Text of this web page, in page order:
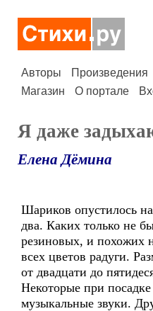
Авторы Произведения
Магазин
О портале
Я даже
Елена Дёмина
Шариков опустилось
два. Каких только не
резиновых, и похожих
всех цветов радуги.
от двадцати до
Некоторые при посадке
музыкальные звуки.